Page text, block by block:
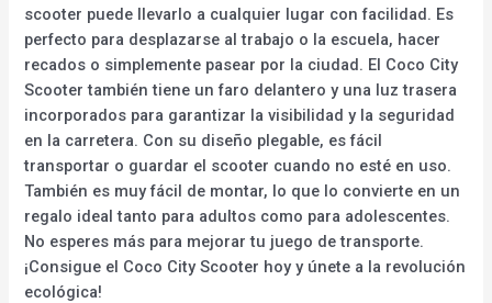
scooter puede llevarlo a cualquier lugar con facilidad. Es
perfecto para desplazarse al trabajo o la escuela, hacer
recados o simplemente pasear por la ciudad. El Coco City
Scooter también tiene un faro delantero y una luz trasera
incorporados para garantizar la visibilidad y la seguridad
en la carretera. Con su diseño plegable, es fácil
transportar o guardar el scooter cuando no esté en uso.
También es muy fácil de montar, lo que lo convierte en un
regalo ideal tanto para adultos como para adolescentes.
No esperes más para mejorar tu juego de transporte.
¡Consigue el Coco City Scooter hoy y únete a la revolución
ecológica!